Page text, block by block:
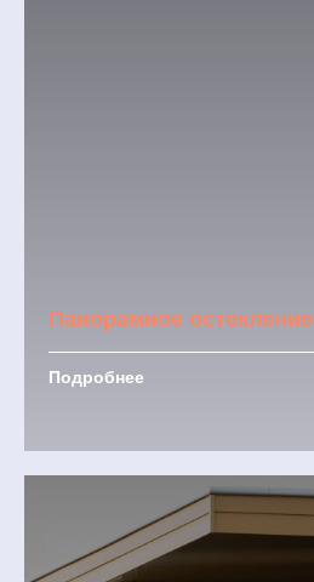
Панорамное остекление
Подробнее